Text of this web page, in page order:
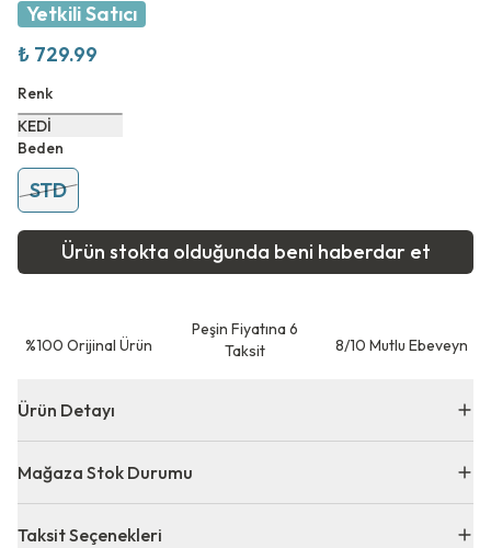
Yetkili Satıcı
₺ 729.99
Renk
KEDİ
Beden
STD
Ürün stokta olduğunda beni haberdar et
⁠%100 Orijinal Ürün
Peşin Fiyatına 6
Taksit
8/10 Mutlu Ebeveyn
Ürün Detayı
Mağaza Stok Durumu
Taksit Seçenekleri